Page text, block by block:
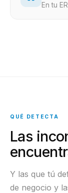
En tu
QUÉ DETECTA
Las
Y las que tú
de negocio y